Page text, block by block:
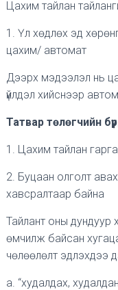
Цахим тайлан
1. Үл хөдлөх эд
цахим/ автомат
Дээрх мэдээлэл нь
үйлдэл хийснээр
Татвар төлөгчийн
1. Цахим тайлан
2. Буцаан олголт
хавсралтаар байна
Тайлант оны дундуур
өмчилж байсан
чөлөөлөлт эдлэхдээ
a. “худалдах,